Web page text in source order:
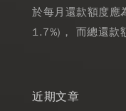
於每月還款額度
1.7%)， 而總還款
近期文章